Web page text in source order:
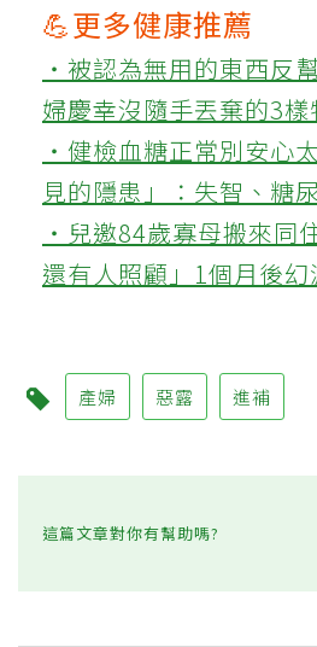
💪更多健康推薦
‧被認為無用的東西反
婦慶幸沒隨手丟棄的3樣
‧健檢血糖正常別安心
見的隱患」：失智、糖
‧兒邀84歲寡母搬來同
還有人照顧」1個月後幻
產婦 惡露 進補
這篇文章對你有幫助嗎?